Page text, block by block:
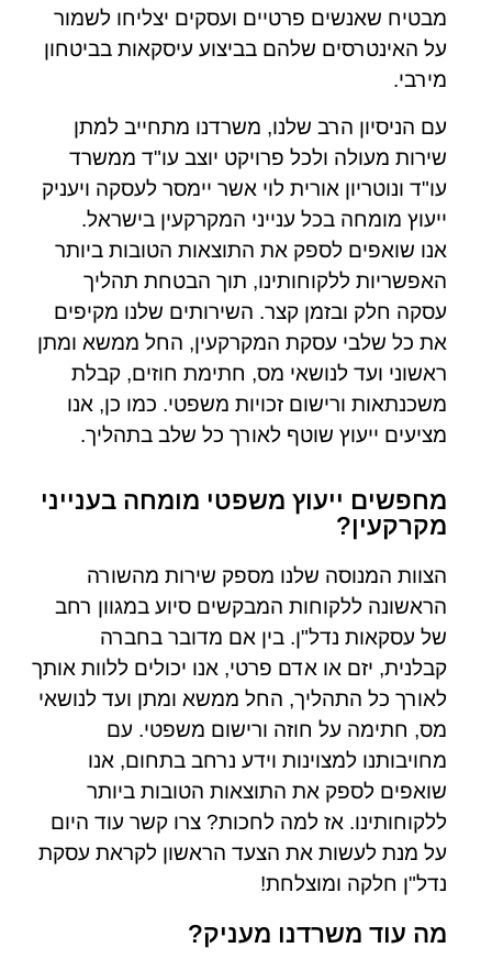
מבטיח שאנשים פרטיים ועסקים יצליחו לשמור
על האינטרסים שלהם בביצוע עיסקאות בביטחון
מירבי.
עם הניסיון הרב שלנו, משרדנו מתחייב למתן
שירות מעולה ולכל פרויקט יוצב עו"ד ממשרד
עו"ד ונוטריון אורית לוי אשר יימסר לעסקה ויעניק
ייעוץ מומחה בכל ענייני המקרקעין בישראל.
אנו שואפים לספק את התוצאות הטובות ביותר
האפשריות ללקוחותינו, תוך הבטחת תהליך
עסקה חלק ובזמן קצר. השירותים שלנו מקיפים
את כל שלבי עסקת המקרקעין, החל ממשא ומתן
ראשוני ועד לנושאי מס, חתימת חוזים, קבלת
משכנתאות ורישום זכויות משפטי. כמו כן, אנו
מציעים ייעוץ שוטף לאורך כל שלב בתהליך.
מחפשים ייעוץ משפטי מומחה בענייני
מקרקעין?
הצוות המנוסה שלנו מספק שירות מהשורה
הראשונה ללקוחות המבקשים סיוע במגוון רחב
של עסקאות נדל"ן. בין אם מדובר בחברה
קבלנית, יזם או אדם פרטי, אנו יכולים ללוות אותך
לאורך כל התהליך, החל ממשא ומתן ועד לנושאי
מס, חתימה על חוזה ורישום משפטי. עם
מחויבותנו למצוינות וידע נרחב בתחום, אנו
שואפים לספק את התוצאות הטובות ביותר
ללקוחותינו. אז למה לחכות? צרו קשר עוד היום
על מנת לעשות את הצעד הראשון לקראת עסקת
נדל"ן חלקה ומוצלחת!
מה עוד משרדנו מעניק?